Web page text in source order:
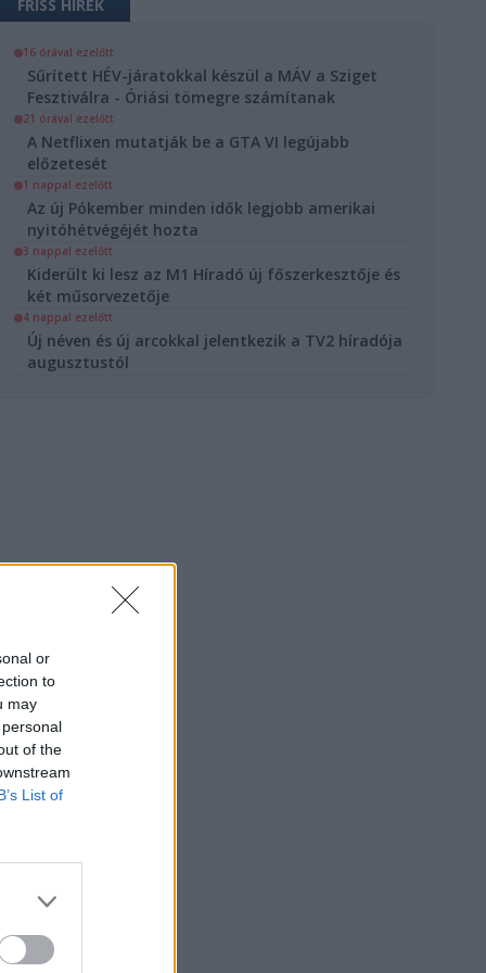
or
to
may
of the
List of
FRISS HÍREK
16 órával ezelőtt
Sűrített HÉV-járatokkal készül a MÁV a Sziget
Fesztiválra - Óriási tömegre számítanak
21 órával ezelőtt
A Netflixen mutatják be a GTA VI legújabb
előzetesét
1 nappal ezelőtt
Az új Pókember minden idők legjobb amerikai
nyitóhétvégéjét hozta
3 nappal ezelőtt
Kiderült ki lesz az M1 Híradó új főszerkesztője és
két műsorvezetője
4 nappal ezelőtt
Új néven és új arcokkal jelentkezik a TV2 híradója
augusztustól